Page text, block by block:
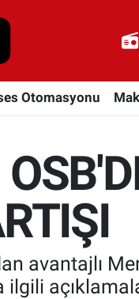
Otomasyonu
avantajlı
ilgili